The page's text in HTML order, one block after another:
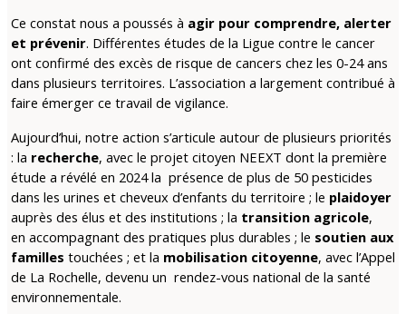
Ce constat nous a poussés à agir pour comprendre, alerter
et prévenir. Différentes études de la Ligue contre le cancer
ont confirmé des excès de risque de cancers chez les 0-24 ans
dans plusieurs territoires. L’association a largement contribué à
faire émerger ce travail de vigilance.
Aujourd’hui, notre action s’articule autour de plusieurs priorités
: la recherche, avec le projet citoyen NEEXT dont la première
étude a révélé en 2024 la présence de plus de 50 pesticides
dans les urines et cheveux d’enfants du territoire ; le plaidoyer
auprès des élus et des institutions ; la transition agricole,
en accompagnant des pratiques plus durables ; le soutien aux
familles touchées ; et la mobilisation citoyenne, avec l’Appel
de La Rochelle, devenu un rendez-vous national de la santé
environnementale.